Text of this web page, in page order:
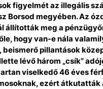
figyelmét az illegális
Borsod megyében. Az
állították meg a
hogy van-e nála
beismerő pillantások
lévő három „csík”
viselkedő 46 éves
ezért átkutatták